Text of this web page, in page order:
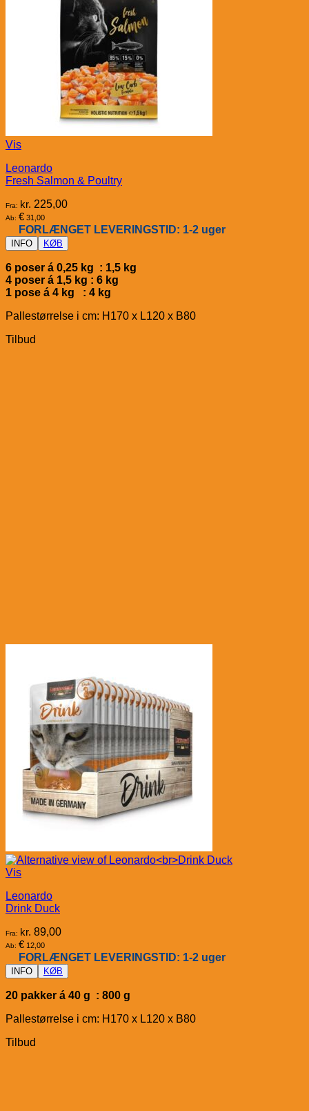
Vis
Leonardo
Fresh Salmon & Poultry
Fra: kr. 225,00
Ab: € 31,00
FORLÆNGET LEVERINGSTID: 1-2 uger
INFO KØB
6 poser á 0,25 kg : 1,5 kg
4 poser á 1,5 kg : 6 kg
1 pose á 4 kg : 4 kg
Pallestørrelse i cm: H170 x L120 x B80
Tilbud
Vis
Leonardo
Drink Duck
Fra: kr. 89,00
Ab: € 12,00
FORLÆNGET LEVERINGSTID: 1-2 uger
INFO KØB
20 pakker á 40 g : 800 g
Pallestørrelse i cm: H170 x L120 x B80
Tilbud